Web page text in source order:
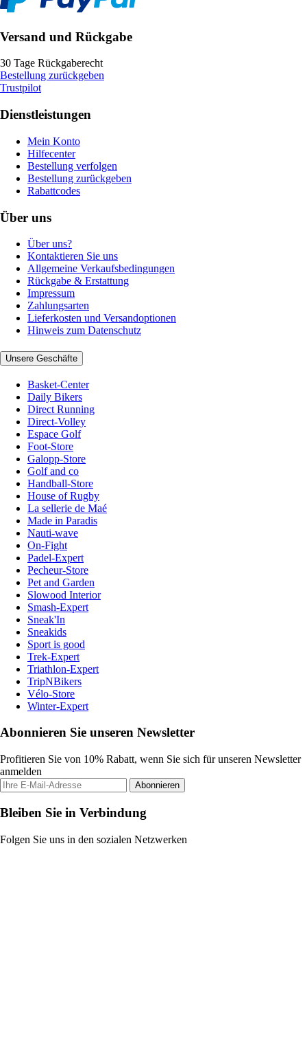
Versand und Rückgabe
30 Tage Rückgaberecht
Bestellung zurückgeben
Trustpilot
Dienstleistungen
Mein Konto
Hilfecenter
Bestellung verfolgen
Bestellung zurückgeben
Rabattcodes
Über uns
Über uns?
Kontaktieren Sie uns
Allgemeine Verkaufsbedingungen
Rückgabe & Erstattung
Impressum
Zahlungsarten
Lieferkosten und Versandoptionen
Hinweis zum Datenschutz
Unsere Geschäfte
Basket-Center
Daily Bikers
Direct Running
Direct-Volley
Espace Golf
Foot-Store
Galopp-Store
Golf and co
Handball-Store
House of Rugby
La sellerie de Maé
Made in Paradis
Nauti-wave
On-Fight
Padel-Expert
Pecheur-Store
Pet and Garden
Slowood Interior
Smash-Expert
Sneak'In
Sneakids
Sport is good
Trek-Expert
Triathlon-Expert
TripNBikers
Vélo-Store
Winter-Expert
Abonnieren Sie unseren Newsletter
Profitieren Sie von 10% Rabatt, wenn Sie sich für unseren Newsletter
anmelden
Abonnieren
Bleiben Sie in Verbindung
Folgen Sie uns in den sozialen Netzwerken